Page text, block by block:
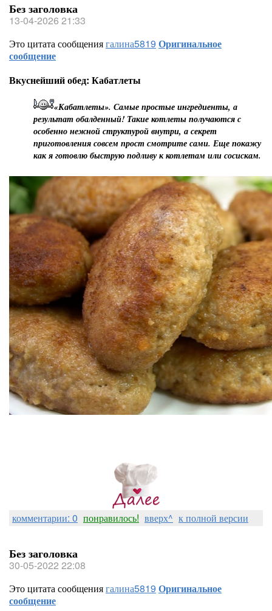
Без заголовка
13-04-2026 21:33
Это цитата сообщениягалина5819 Оригинальное
сообщение
Вкуснейший обед: Кабатлеты
«Кабатлеты». Самые простые ингредиенты, а
результат обалденный! Такие котлеты получаются с
особенно нежной структурой внутри, а секрет
приготовления совсем прост смотрите сами. Еще покажу
как я готовлю быструю подливу к котлетам или сосискам.
комментарии: 0 понравилось! вверх^ к полной версии
Без заголовка
30-05-2022 22:08
Это цитата сообщениягалина5819 Оригинальное
сообщение